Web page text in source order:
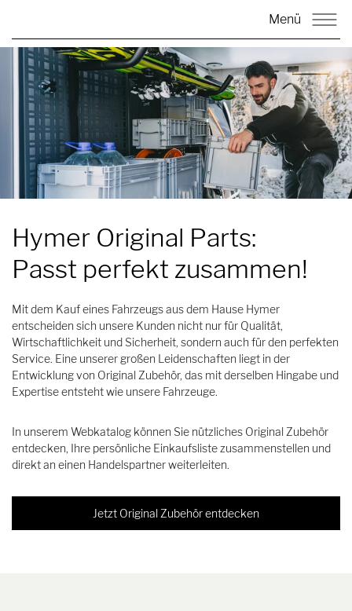
Menü
Hymer Original Parts:
Passt perfekt zusammen!
Mit dem Kauf eines Fahrzeugs aus dem Hause Hymer
entscheiden sich unsere Kunden nicht nur für Qualität,
Wirtschaftlichkeit und Sicherheit, sondern auch für den perfekten
Service. Eine unserer großen Leidenschaften liegt in der
Entwicklung von Original Zubehör, das mit derselben Hingabe und
Expertise entsteht wie unsere Fahrzeuge.
In unserem Webkatalog können Sie nützliches Original Zubehör
entdecken, Ihre persönliche Einkaufsliste zusammenstellen und
direkt an einen Handelspartner weiterleiten.
Jetzt Original Zubehör entdecken